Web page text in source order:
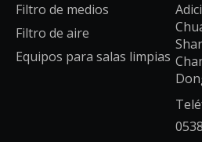
Filtro de medios
Filtro de aire
Equipos para salas limpias
0538